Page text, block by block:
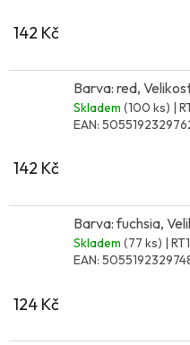
142 Kč
Barva: red,
Skladem (100 ks) |
EAN:
142 Kč
Barva: fuchsia,
Skladem (77 ks) |
EAN:
124 Kč